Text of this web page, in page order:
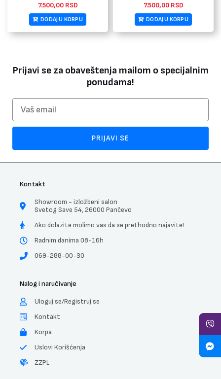
7.500,00 RSD
DODAJ U KORPU
7.500,00 RSD
DODAJ U KORPU
Prijavi se za obaveštenja mailom o specijalnim
ponudama!
PRIJAVI SE
Kontakt
Showroom - izložbeni salon
Svetog Save 54, 26000 Pančevo
Ako dolazite molimo vas da se prethodno najavite!
Radnim danima 08-16h
069-288-00-30
Nalog i naručivanje
Uloguj se/Registruj se
Kontakt
Korpa
Uslovi Korišćenja
ZZPL